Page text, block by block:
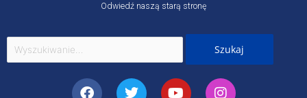
Odwiedź naszą starą stronę
Szukaj
dla:
FacebookTwitterYoutubeInstagram